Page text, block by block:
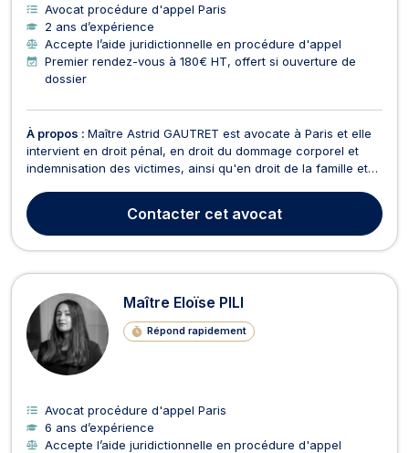
Avocat procédure d'appel Paris
2 ans d’expérience
Accepte l’aide juridictionnelle en procédure d'appel
Premier rendez-vous à 180€ HT, offert si ouverture de
dossier
À propos : Maître Astrid GAUTRET est avocate à Paris et elle
intervient en droit pénal, en droit du dommage corporel et
indemnisation des victimes, ainsi qu'en droit de la famille et
GAUTRET accepte les affaires relatives au droit pénal, et au
droit pénal des affaires. Elle représe...
Contacter cet avocat
Maître Eloïse PILI
Répond rapidement
Avocat procédure d'appel Paris
6 ans d’expérience
Accepte l’aide juridictionnelle en procédure d'appel